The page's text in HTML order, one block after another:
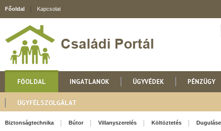
Főoldal Kapcsolat
FŐOLDAL INGATLANOK ÜGYVÉDEK PÉNZÜGY
ÜGYFÉLSZOLGÁLAT
Biztonságtechnika Bútor Villanyszerelés Költöztetés